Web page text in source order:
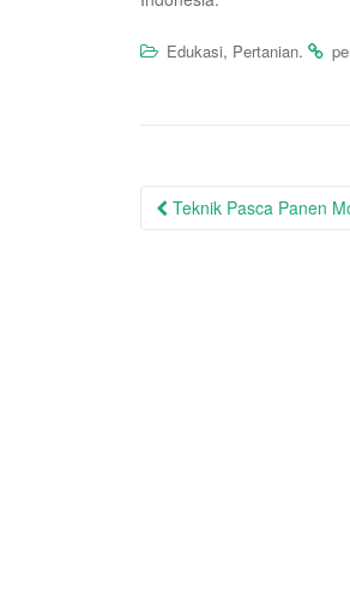
Edukasi, Pertanian.
Post
Teknik Pasca Panen